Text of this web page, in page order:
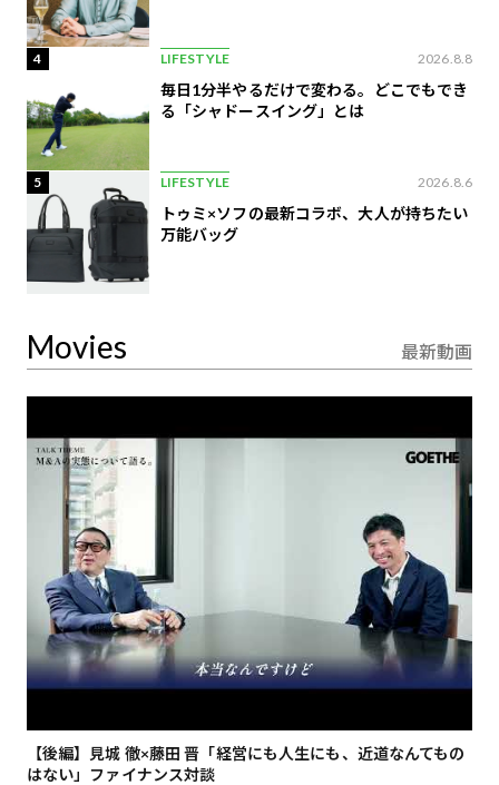
4 LIFESTYLE 2026.8.8
毎日1分半やるだけで変わる。どこでもでき
る「シャドースイング」とは
5 LIFESTYLE 2026.8.6
トゥミ×ソフの最新コラボ、大人が持ちたい
万能バッグ
Movies 最新動画
【後編】見城 徹×藤田 晋「経営にも人生にも、近道なんてもの
はない」ファイナンス対談